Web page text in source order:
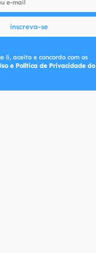
inscreva-se
li, aceito e concordo com os
e Política de Privacidade do